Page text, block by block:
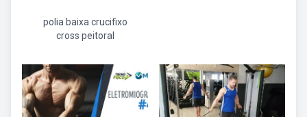
polia baixa crucifixo
cross peitoral